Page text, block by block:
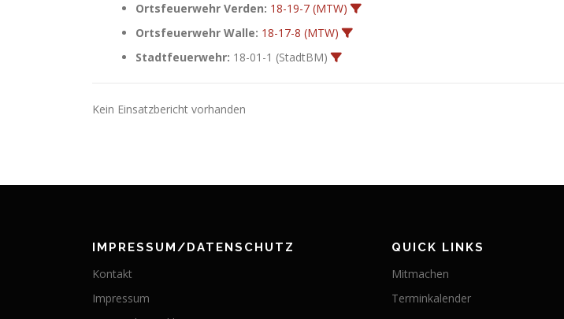
Ortsfeuerwehr Verden: 18-19-7 (MTW)
Ortsfeuerwehr Walle: 18-17-8 (MTW)
Stadtfeuerwehr: 18-01-1 (StadtBM)
Kein Einsatzbericht vorhanden
IMPRESSUM/DATENSCHUTZ
Kontakt
Impressum
QUICK LINKS
Mitmachen
Terminkalender